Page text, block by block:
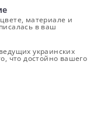
материале и
в ваш
украинских
что достойно вашего